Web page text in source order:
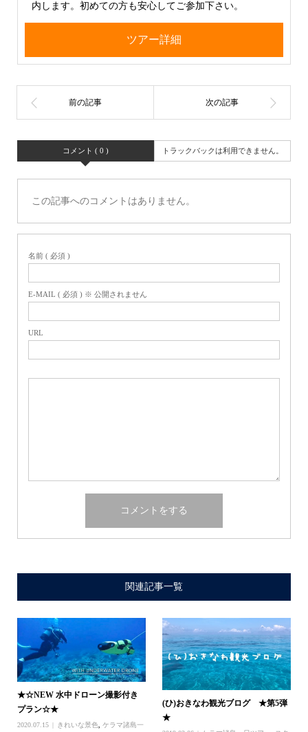
内します。初めての方も安心してご参加下さい。
ツアー詳細
コメント ( 0 ) トラックバックは利用できません。
この記事へのコメントはありません。
名前 ( 必須 )
E-MAIL ( 必須 ) ※ 公開されません
URL
関連記事一覧
★☆NEW 水中ドローン撮影付き
プラン☆★
2020.07.15 きれいな景色, ケラマ諸島一
(ひ)おきなわ観光ブログ ★第5弾
★